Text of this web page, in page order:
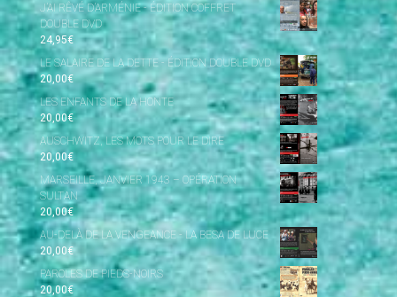
J’AI RÊVÉ D’ARMÉNIE - ÉDITION COFFRET
DOUBLE DVD
24,95€
LE SALAIRE DE LA DETTE - ÉDITION DOUBLE DVD
20,00€
LES ENFANTS DE LA HONTE
20,00€
AUSCHWITZ, LES MOTS POUR LE DIRE
20,00€
MARSEILLE, JANVIER 1943 – OPÉRATION
SULTAN
20,00€
AU-DELÀ DE LA VENGEANCE - LA BESA DE LUCE
20,00€
PAROLES DE PIEDS-NOIRS
20,00€